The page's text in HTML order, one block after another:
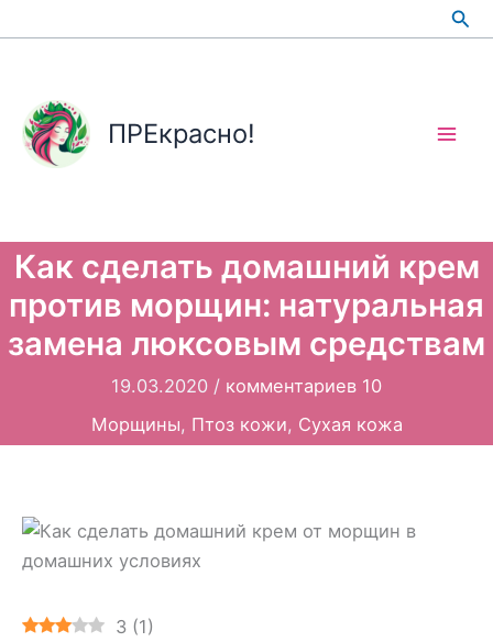
к
ПРЕкрасно!
Как сделать домашний крем
против морщин: натуральная
замена люксовым средствам
19.03.2020 / комментариев 10
Морщины, Птоз кожи, Сухая кожа
3 (1)